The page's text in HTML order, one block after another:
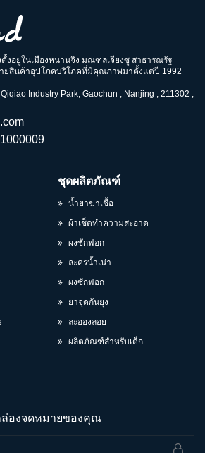
ตั้งอยู่ในเมืองหนานจิง มณฑลเจียงซู สาธารณรัฐ
ยสินค้าอุปโภคบริโภคที่มีคุณภาพมาตั้งแต่ปี 1992
Industry Park, Gaochun , Nanjing , 211302 ,
ชุดผลิตภัณฑ์
น้ำยาฆ่าเชื้อ
ผ้าเช็ดทำความสะอาด
ผงซักฟอก
ละครน้ำเน่า
ผงซักฟอก
ยาจุดกันยุง
ละอองลอย
ผลิตภัณฑ์สำหรับเด็ก
ล่องจดหมายของคุณ